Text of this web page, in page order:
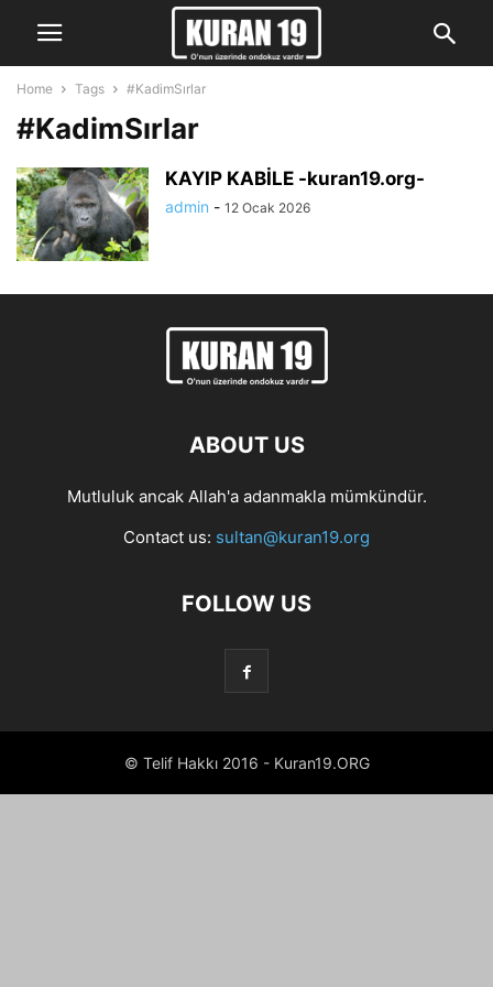
Home Tags #KadimSırlar
#KadimSırlar
KAYIP KABİLE -kuran19.org-
admin - 12 Ocak 2026
ABOUT US
Mutluluk ancak Allah'a adanmakla mümkündür.
Contact us: sultan@kuran19.org
FOLLOW US
© Telif Hakkı 2016 - Kuran19.ORG